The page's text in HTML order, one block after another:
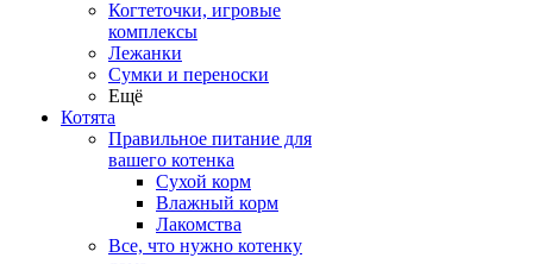
Когтеточки, игровые
комплексы
Лежанки
Сумки и переноски
Ещё
Котята
Правильное питание для
вашего котенка
Сухой корм
Влажный корм
Лакомства
Все, что нужно котенку